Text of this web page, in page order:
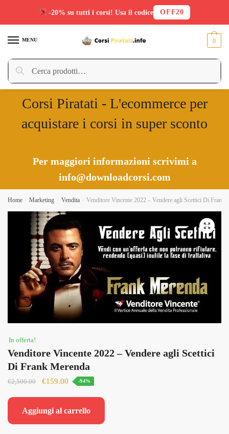
MENU
Cerca:
Cerca
0
Corsi Piratati - L'ecommerce per
acquistare i corsi in super sconto
Per maggiori informazioni scrivimi a
info@downloadcorsi.com
Home Marketing Vendita Venditore Vincente 2022 – Vendere agli Scettici Di Frank
In offerta!
Venditore Vincente 2022 – Vendere agli Scettici
Di Frank Merenda
€2,500.00
Il
era:
€159.00 Il
è:
-94%
Aggiungi al carrello
-20% su tutti i corsi! Usa il codice OFF20